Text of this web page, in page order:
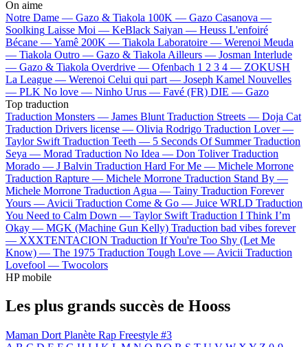
On aime
Notre Dame — Gazo & Tiakola 100K — Gazo Casanova —
Soolking Laisse Moi — KeBlack Saiyan — Heuss L'enfoiré
Bécane —Yamê 200K — Tiakola Laboratoire — Werenoi Meuda
— Tiakola Outro — Gazo & Tiakola Ailleurs — Josman Interlude
— Gazo & Tiakola Overdrive — Ofenbach 1 2 3 4 — ZOKUSH
La League — Werenoi Celui qui part — Joseph Kamel Nouvelles
— PLK No love — Ninho Urus — Favé (FR) DIE — Gazo
Top traduction
Traduction Monsters — James Blunt Traduction Streets — Doja Cat
Traduction Drivers license — Olivia Rodrigo Traduction Lover —
Taylor Swift Traduction Teeth — 5 Seconds Of Summer Traduction
Seya — Morad Traduction No Idea — Don Toliver Traduction
Morado — J Balvin Traduction Hard For Me — Michele Morrone
Traduction Rapture — Michele Morrone Traduction Stand By —
Michele Morrone Traduction Agua — Tainy Traduction Forever
Yours — Avicii Traduction Come & Go — Juice WRLD Traduction
You Need to Calm Down — Taylor Swift Traduction I Think I’m
Okay — MGK (Machine Gun Kelly) Traduction bad vibes forever
— XXXTENTACION Traduction If You're Too Shy (Let Me
Know) — The 1975 Traduction Tough Love — Avicii Traduction
Lovefool — Twocolors
HP mobile
Les plus grands succès de Hooss
Maman Dort Planète Rap Freestyle #3